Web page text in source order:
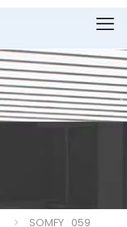
SOMFY_059